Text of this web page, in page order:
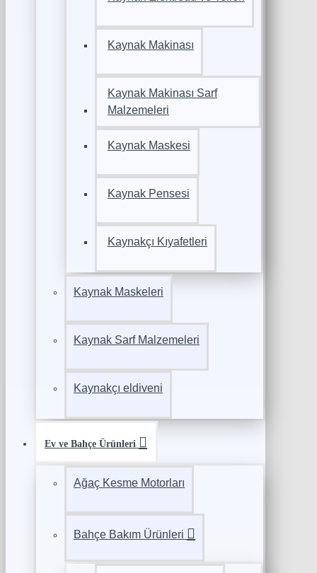
Kaynak Makinası
Kaynak Makinası Sarf
Malzemeleri
Kaynak Maskesi
Kaynak Pensesi
Kaynakçı Kıyafetleri
Kaynak Maskeleri
Kaynak Sarf Malzemeleri
Kaynakçı eldiveni
Ev ve Bahçe Ürünleri
Ağaç Kesme Motorları
Bahçe Bakım Ürünleri